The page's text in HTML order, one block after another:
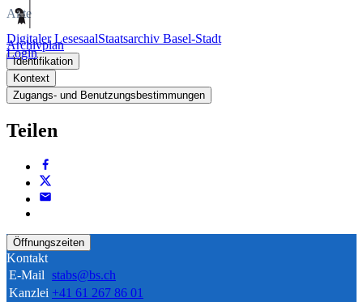
Digitaler LesesaalStaatsarchiv Basel-Stadt
Login
Akte
Archivplan
Identifikation
Kontext
Zugangs- und Benutzungsbestimmungen
Teilen
Öffnungszeiten
Kontakt
E-Mail stabs@bs.ch
Kanzlei +41 61 267 86 01